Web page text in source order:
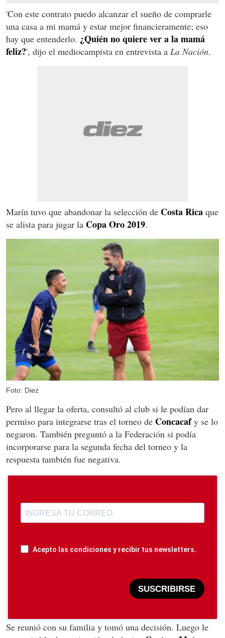
'Con este contrato puedo alcanzar el sueño de comprarle
una casa a mi mamá y estar mejor financieramente; eso
hay que entenderlo. ¿Quién no quiere ver a la mamá
feliz?', dijo el mediocampista en entrevista a La Nación.
Marín tuvo que abandonar la selección de Costa Rica que
se alista para jugar la Copa Oro 2019.
Foto: Diez
Pero al llegar la oferta, consultó al club si le podían dar
permiso para integrarse tras el torneo de Concacafy se lo
negaron. También preguntó a la Federación si podía
incorporarse para la segunda fecha del torneo y la
respuesta también fue negativa.
Acepto las condiciones y recibir tus newsletters.
SUSCRIBIRSE
Se reunió con su familia y tomó una decisión. Luego le